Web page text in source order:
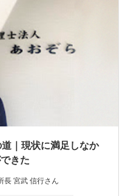
｜現状に満足しなか
きた
長 宮武 信行さん